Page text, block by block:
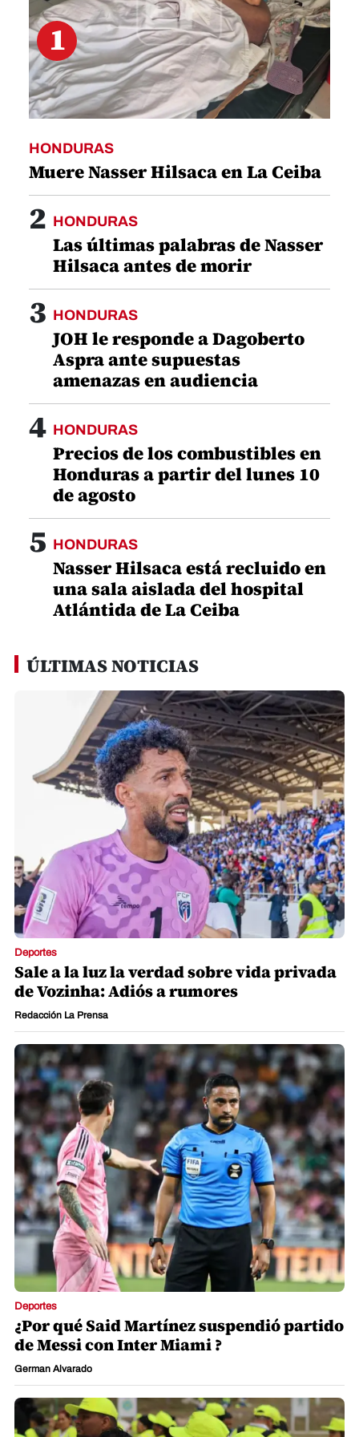
1
HONDURAS
Muere Nasser Hilsaca en La Ceiba
2 HONDURAS
Las últimas palabras de Nasser
Hilsaca antes de morir
3 HONDURAS
JOH le responde a Dagoberto
Aspra ante supuestas
amenazas en audiencia
4 HONDURAS
Precios de los combustibles en
Honduras a partir del lunes 10
de agosto
5 HONDURAS
Nasser Hilsaca está recluido en
una sala aislada del hospital
Atlántida de La Ceiba
ÚLTIMAS NOTICIAS
Deportes
Sale a la luz la verdad sobre vida privada
de Vozinha: Adiós a rumores
Redacción La Prensa
Deportes
¿Por qué Said Martínez suspendió partido
de Messi con Inter Miami ?
German Alvarado